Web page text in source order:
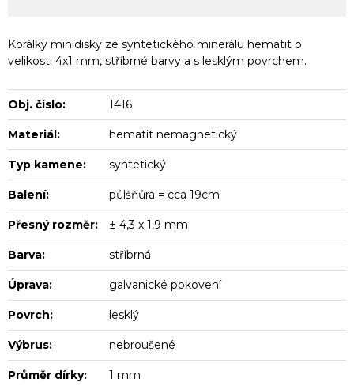
Korálky minidisky ze syntetického minerálu hematit o
velikosti 4x1 mm, stříbrné barvy a s lesklým povrchem.
Obj. číslo: 1416
Materiál: hematit nemagnetický
Typ kamene: syntetický
Balení: půlšňůra = cca 19cm
Přesný rozměr: ± 4,3 x 1,9 mm
Barva: stříbrná
Úprava: galvanické pokovení
Povrch: lesklý
Výbrus: nebroušené
Průměr dírky: 1 mm